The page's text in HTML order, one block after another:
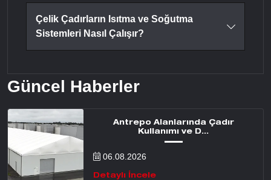
Çelik Çadırların Isıtma ve Soğutma
Sistemleri Nasıl Çalışır?
Güncel Haberler
Antrepo Alanlarında Çadır
Kullanımı ve D...
06.08.2026
Detaylı İncele